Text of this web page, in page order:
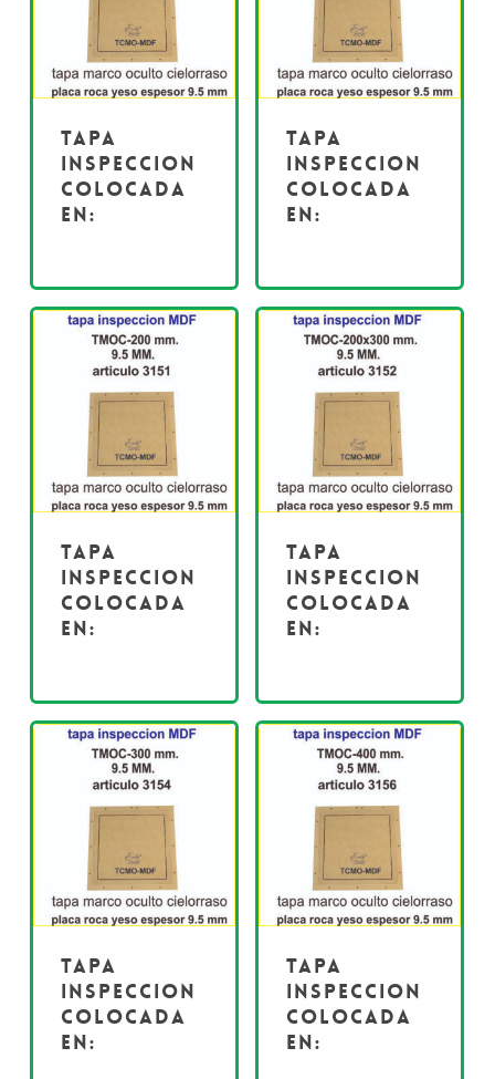
Tapa
inspeccion
colocada
en:
Tapa
inspeccion
colocada
en:
Tapa
inspeccion
colocada
en:
Tapa
inspeccion
colocada
en:
Tapa
inspeccion
colocada
en:
Tapa
inspeccion
colocada
en: